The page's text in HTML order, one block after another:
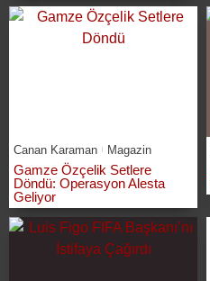
Canan Karaman Magazin
Gamze Özçelik Setlere
Döndü: Operasyon Alesta
Geliyor